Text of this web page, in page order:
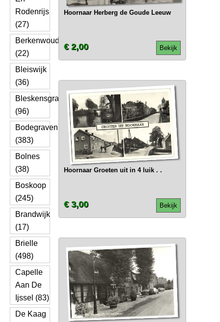
Rodenrijs
(27)
Berkenwoude
(22)
Bleiswijk
(36)
Bleskensgraaf
(96)
Bodegraven
(383)
Bolnes
(38)
Boskoop
(245)
Brandwijk
(17)
Brielle
(498)
Capelle
Aan De
Ijssel (83)
De Kaag
Hoornaar Herberg de Goude Leeuw
Bekijk
€ 2,00
Hoornaar Groeten uit in 4 luik . .
Bekijk
€ 3,00